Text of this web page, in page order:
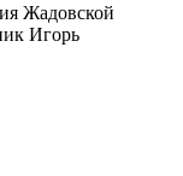
Жадовской
Игорь